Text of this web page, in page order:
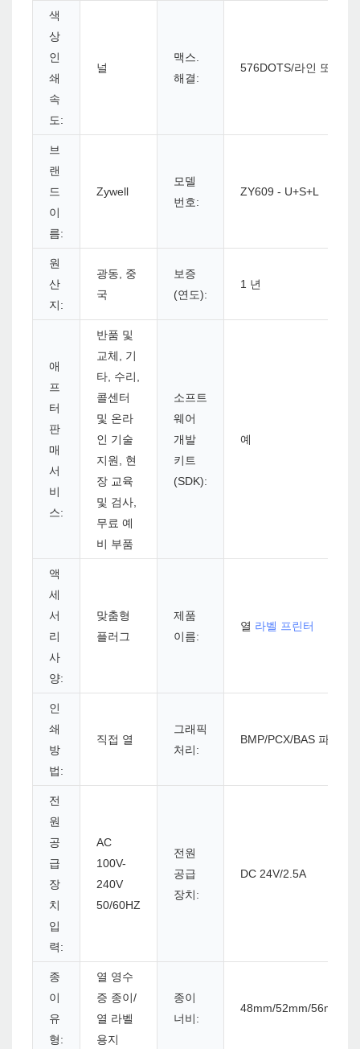
색
상
인
쇄
속
도:
널
맥스.
해결:
576DOTS/라인 또는
브
랜
드
이
름:
Zywell
모델
번호:
ZY609 - U+S+L
원
산
지:
광동, 중
국
보증
(연도):
1 년
애
프
터
판
매
서
비
스:
반품 및
교체, 기
타, 수리,
콜센터
및 온라
인 기술
지원, 현
장 교육
및 검사,
무료 예
비 부품
소프트
웨어
개발
키트
(SDK):
예
액
세
서
리
사
양:
맞춤형
플러그
제품
이름:
열 라벨 프린터
인
쇄
방
법:
직접 열
그래픽
처리:
BMP/PCX/BAS 파일을
전
원
공
급
장
치
입
력:
AC
100V-
240V
50/60HZ
전원
공급
장치:
DC 24V/2.5A
종
이
유
형:
열 영수
증 종이/
열 라벨
용지
종이
너비:
48mm/52mm/56mm/